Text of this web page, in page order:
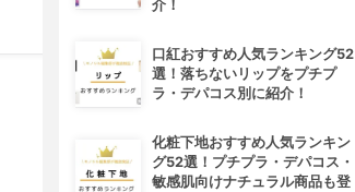
介！
口紅おすすめ人気ランキング52
選！落ちないリップをプチプ
ラ・デパコス別に紹介！
化粧下地おすすめ人気ランキン
グ52選！プチプラ・デパコス・
敏感肌向けナチュラル商品も登